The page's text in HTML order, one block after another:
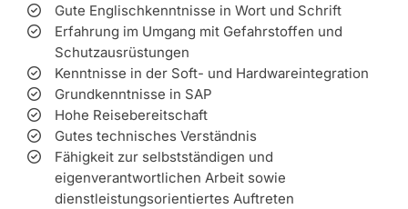
Gute Englischkenntnisse in Wort und Schrift
Erfahrung im Umgang mit Gefahrstoffen und
Schutzausrüstungen
Kenntnisse in der Soft- und Hardwareintegration
Grundkenntnisse in SAP
Hohe Reisebereitschaft
Gutes technisches Verständnis
Fähigkeit zur selbstständigen und
eigenverantwortlichen Arbeit sowie
dienstleistungsorientiertes Auftreten